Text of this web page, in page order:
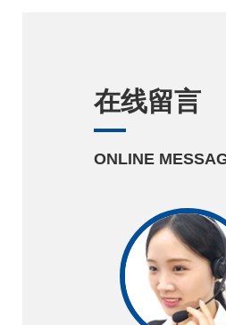
在线留言
ONLINE